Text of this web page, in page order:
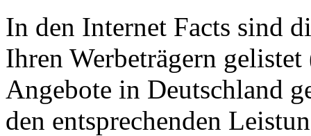
In den Internet Facts sind
Ihren Werbeträgern
Angebote in Deutschland
den entsprechenden